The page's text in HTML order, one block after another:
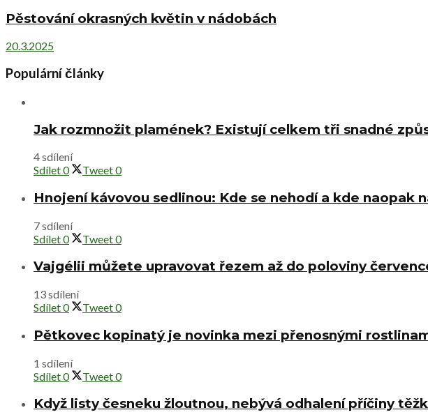
Pěstování okrasných květin v nádobách
20.3.2025
Populární články
Jak rozmnožit plamének? Existují celkem tři snadné
4 sdílení
Sdílet0 Tweet0
Hnojení kávovou sedlinou: Kde se nehodí a kde naopak
7 sdílení
Sdílet0 Tweet0
Vajgélii můžete upravovat řezem až do poloviny
13 sdílení
Sdílet0 Tweet0
Pětkovec kopinatý je novinka mezi přenosnými
1 sdílení
Sdílet0 Tweet0
Když listy česneku žloutnou, nebývá odhalení příčiny